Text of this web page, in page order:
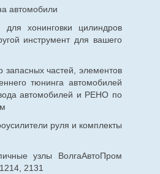
автомобили
для хонинговки цилиндров
инструмент для вашего
частей, элементов
тюнинга автомобилей
автомобилей и РЕНО по
руля и комплекты
узлы ВолгаАвтоПром
2131